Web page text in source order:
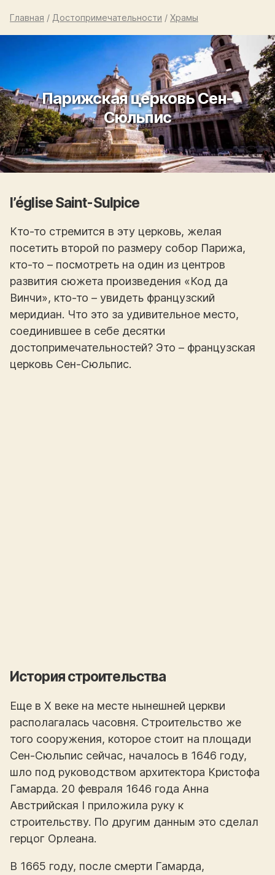
Главная / Достопримечательности / Храмы
Парижская церковь Сен-
Сюльпис
l’église Saint-Sulpice
Кто-то стремится в эту церковь, желая
посетить второй по размеру собор Парижа,
кто-то – посмотреть на один из центров
развития сюжета произведения «Код да
Винчи», кто-то – увидеть французский
меридиан. Что это за удивительное место,
соединившее в себе десятки
достопримечательностей? Это – французская
церковь Сен-Сюльпис.
История строительства
Еще в X веке на месте нынешней церкви
располагалась часовня. Строительство же
того сооружения, которое стоит на площади
Сен-Сюльпис сейчас, началось в 1646 году,
шло под руководством архитектора Кристофа
Гамарда. 20 февраля 1646 года Анна
Австрийская I приложила руку к
строительству. По другим данным это сделал
герцог Орлеана.
В 1665 году, после смерти Гамарда,